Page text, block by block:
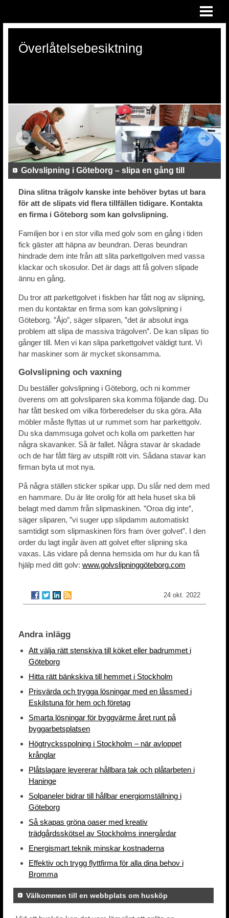
KONSULTATION VID RÄTTSTVIST
Överlåtelsebesiktning
Golvslipning i Göteborg – slipa en gång till
Dina slitna trägolv kanske inte behöver bytas ut bara
för att de slipats vid flera tillfällen tidigare. Kontakta
en firma i Göteborg som kan golvslipning.
Familjen bor i en stor villa med golv som en gång i tiden
fick gäster att häpna av beundran. Deras beundran
hindrade dem inte från att slita parkettgolven med vassa
klackar och skosulor. Det är dags att få golven slipade
ännu en gång.
Du tror att parkettgolvet i fiskben har fått nog av slipning,
men du kontaktar en firma som kan golvslipning i
Göteborg. ”Åjo”, säger sliparen, ”det är absolut inga
problem att slipa de massiva trägolven”. De kan slipas tio
gånger till. Men vi kan slipa parkettgolvet väldigt tunt. Vi
har maskiner som är mycket skonsamma.
Golvslipning och vaxning
Du beställer golvslipning i Göteborg, och ni kommer
överens om att golvsliparen ska komma följande dag. Du
har fått besked om vilka förberedelser du ska göra. Alla
möbler måste flyttas ut ur rummet som har parkettgolv.
Du ska dammsuga golvet och kolla om parketten har
några skavanker. Så är fallet. Några stavar är skadade
och de har fått färg av utspillt rött vin. Sådana stavar kan
firman byta ut mot nya.
På några ställen sticker spikar upp. Du slår ned dem med
en hammare. Du är lite orolig för att hela huset ska bli
belagt med damm från slipmaskinen. ”Oroa dig inte”,
säger sliparen, ”vi suger upp slipdamm automatiskt
samtidigt som slipmaskinen förs fram över golvet”. I den
order du lagt ingår även att golvet efter slipning ska
vaxas. Läs vidare på denna hemsida om hur du kan få
hjälp med ditt golv: www.golvslipninggöteborg.com
24 okt. 2022
Andra inlägg
Att välja rätt stenskiva till köket eller badrummet i
Göteborg
Hitta rätt bänkskiva till hemmet i Stockholm
Prisvärda och trygga lösningar med en låssmed i
Eskilstuna för hem och företag
Smarta lösningar för byggvärme året runt på
byggarbetsplatsen
Högtrycksspolning i Stockholm – när avloppet
krånglar
Plåtslagare levererar hållbara tak och plåtarbeten i
Haninge
Solpaneler bidrar till hållbar energiomställning i
Göteborg
Så skapas gröna oaser med kreativ
trädgårdsskötsel av Stockholms innergårdar
Energismart teknik minskar kostnaderna
Effektiv och trygg flyttfirma för alla dina behov i
Bromma
Välkommen till en webbplats om husköp